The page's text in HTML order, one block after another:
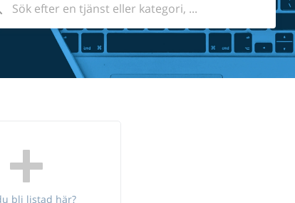
bli listad här?